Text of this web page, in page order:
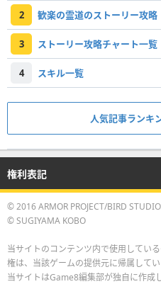
2 歓楽の霊道のストーリー攻略
3 ストーリー攻略チャート一覧
4 スキル一覧
人気記事ランキ
権利表記
© 2016 ARMOR PROJECT/BIRD
© SUGIYAMA KOBO
当サイトのコンテンツ内で使用してい
権は、当該ゲームの提供元に帰属してい
当サイトはGame8編集部が独自に作成